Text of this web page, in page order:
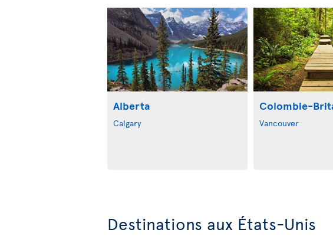
Alberta
Calgary
Colombie-
Vancouver
Destinations aux États-Unis